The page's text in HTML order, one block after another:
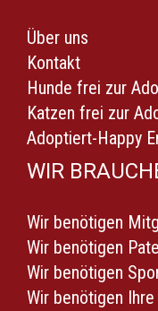
Über uns
Kontakt
Hunde frei zur
Katzen frei zur
Adoptiert-Happy
WIR
Wir benötigen
Wir benötigen
Wir benötigen
Wir benötigen